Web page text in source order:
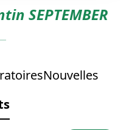
SEPTEMBER
Nouvelles